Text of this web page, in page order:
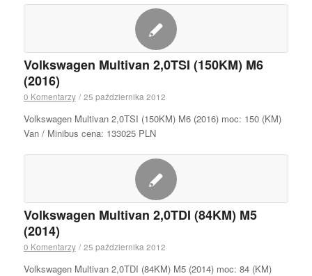
Volkswagen Multivan 2,0TSI (150KM) M6
(2016)
0 Komentarzy / 25 października 2012
Volkswagen Multivan 2,0TSI (150KM) M6 (2016) moc: 150 (KM)
Van / Minibus cena: 133025 PLN
Volkswagen Multivan 2,0TDI (84KM) M5
(2014)
0 Komentarzy / 25 października 2012
Volkswagen Multivan 2,0TDI (84KM) M5 (2014) moc: 84 (KM)